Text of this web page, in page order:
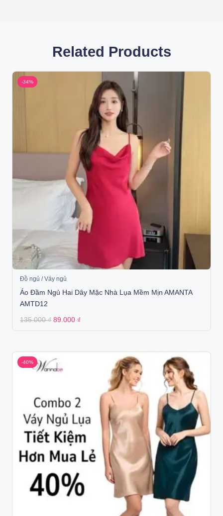
Related Products
-34%
Đồ ngủ / Váy ngủ
Áo Đầm Ngủ Hai Dây Mặc Nhà Lụa Mềm Mịn AMANTA
AMTD12
135.000₫ Original
was:
89.000 ₫
is:
-40%